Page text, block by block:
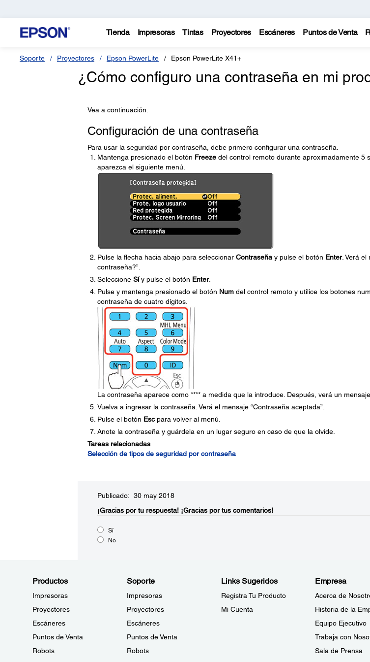
Tienda Impresoras Tintas Proyectores Escáneres Puntos de Venta
Soporte Proyectores Epson PowerLite Epson PowerLite X41+
¿Cómo configuro una contraseña en mi
Vea a continuación.
Configuración de una contraseña
Para usar la seguridad por contraseña, debe primero configurar una contraseña.
Mantenga presionado el botón Freezedel control remoto durante aproximadamente 5
aparezca el siguiente menú.
Pulse la flecha hacia abajo para seleccionar Contraseñay pulse el botón Enter. Verá el
contraseña?”.
Seleccione Síy pulse el botón Enter.
Pulse y mantenga presionado el botón Numdel control remoto y utilice los botones
contraseña de cuatro dígitos.
La contraseña aparece como **** a medida que la introduce. Después, verá un
Vuelva a ingresar la contraseña. Verá el mensaje “Contraseña aceptada”.
Pulse el botón Escpara volver al menú.
Anote la contraseña y guárdela en un lugar seguro en caso de que la olvide.
Tareas relacionadas
Selección de tipos de seguridad por contraseña
Publicado: 30 may 2018
¡Gracias por tu respuesta! ¡Gracias por tus comentarios!
Sí
No
Productos
Impresoras
Proyectores
Escáneres
Puntos de Venta
Robots
Soporte
Impresoras
Proyectores
Escáneres
Puntos de Venta
Robots
Links Sugeridos
Registra Tu Producto
Mi Cuenta
Empresa
Acerca de
Historia de la
Equipo Ejecutivo
Trabaja con
Sala de Prensa